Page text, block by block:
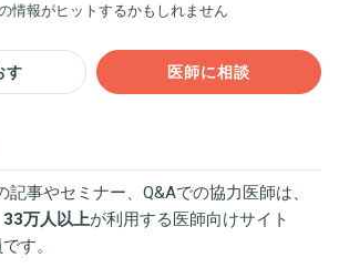
情報がヒットするかもしれません
す 医師に相談
記事やセミナー、Q&Aでの協力医師は、
万人以上が利用する医師向けサイト
す。